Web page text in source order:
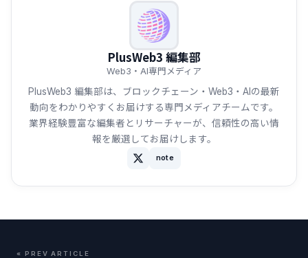
PlusWeb3 編集部
Web3・AI専門メディア
PlusWeb3 編集部は、ブロックチェーン・Web3・AIの最新
動向をわかりやすくお届けする専門メディアチームです。
業界経験豊富な編集者とリサーチャーが、信頼性の高い情
報を厳選してお届けします。
note
« PREV ARTICLE